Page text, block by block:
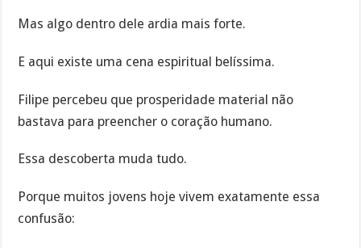
Mas algo dentro dele ardia mais forte.
E aqui existe uma cena espiritual belíssima.
Filipe percebeu que prosperidade material não
bastava para preencher o coração humano.
Essa descoberta muda tudo.
Porque muitos jovens hoje vivem exatamente essa
confusão: